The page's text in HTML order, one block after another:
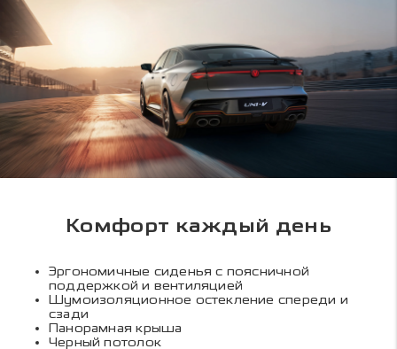
Комфорт каждый день
Эргономичные сиденья с поясничной
поддержкой и вентиляцией
Шумоизоляционное остекление спереди и
сзади
Панорамная крыша
Черный потолок